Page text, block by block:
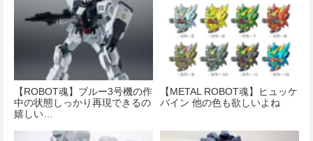
【ROBOT魂】ブルー3号機の作
中の状態しっかり再現できるの
嬉しい…
【METAL ROBOT魂】ヒュッケ
バイン 他の色も欲しいよね